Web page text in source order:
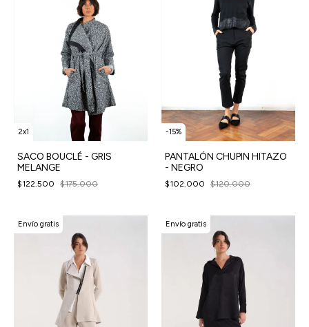
2x1
SACO BOUCLÉ - GRIS
MELANGE
$122.500 $175.000
-15%
PANTALÓN CHUPIN HITAZO
- NEGRO
$102.000 $120.000
Envío gratis Envío gratis